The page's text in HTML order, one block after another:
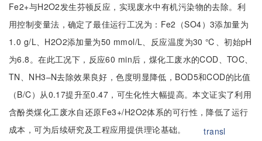
Fe2+与H2O2发生芬顿反应，实现废水中有机污染物的去除。利
用控制变量法，确定了最佳运行工况为：Fe2（SO4）3添加量为
1.0 g/L、H2O2添加量为50 mmol/L、反应温度为30 ℃、初始pH
为6.8。在此工况下，反应60 min后，煤化工废水的COD、TOC、
TN、NH3–N去除效果良好，色度明显降低，BOD5和COD的比值
（B/C）从0.17提升至0.47，可生化性大幅提高。本文证实了利用
含酚类煤化工废水自还原Fe3+/H2O2体系的可行性，降低了运行
成本，可为后续研究及工程应用提供理论基础。
transl